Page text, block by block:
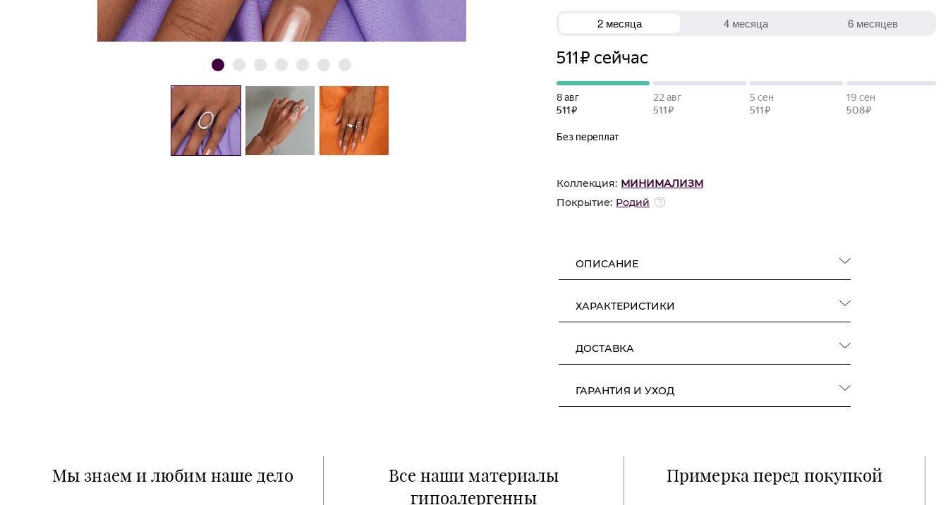
Коллекция: МИНИМАЛИЗМ
Покрытие: Родий
ОПИСАНИЕ
ХАРАКТЕРИСТИКИ
ДОСТАВКА
ГАРАНТИЯ И УХОД
Мы знаем и любим наше дело
Все наши материалы
гипоалергенны
Примерка перед покупкой